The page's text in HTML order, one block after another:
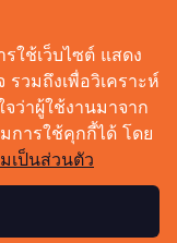
ใช้เว็บไซต์ แสดง
วมถึงเพื่อวิเคราะห์
จว่าผู้ใช้งานมาจาก
การใช้คุกกี้ได้ โดย
เป็นส่วนตัว